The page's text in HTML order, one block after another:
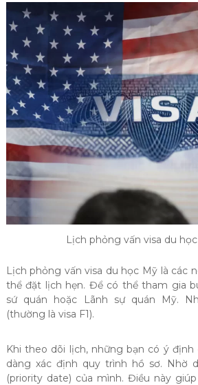
Lịch phỏng vấn visa du
Lịch phỏng vấn visa du học Mỹ là các
thể đặt lịch hẹn. Để có thể tham gia
sứ quán hoặc Lãnh sự quán Mỹ.
(thường là visa F1).
Khi theo dõi lịch, những bạn có ý định
dàng xác định quy trình hồ sơ. Nhờ
(priority date) của mình. Điều này